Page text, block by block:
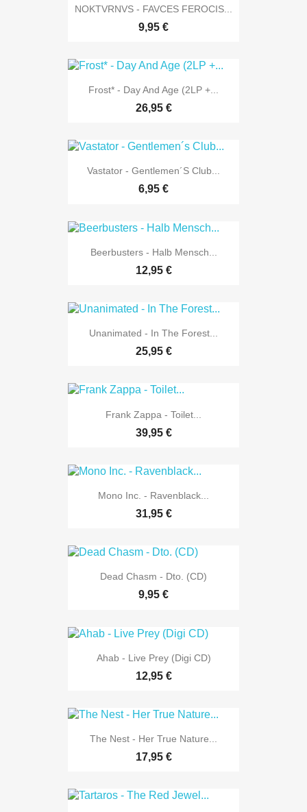
NOKTVRNVS - FAVCES FEROCIS...
9,95 €
Frost* - Day And Age (2LP +...
26,95 €
Vastator - Gentlemen´s Club...
6,95 €
Beerbusters - Halb Mensch...
12,95 €
Unanimated - In The Forest...
25,95 €
Frank Zappa - Toilet...
39,95 €
Mono Inc. - Ravenblack...
31,95 €
Dead Chasm - Dto. (CD)
9,95 €
Ahab - Live Prey (Digi CD)
12,95 €
The Nest - Her True Nature...
17,95 €